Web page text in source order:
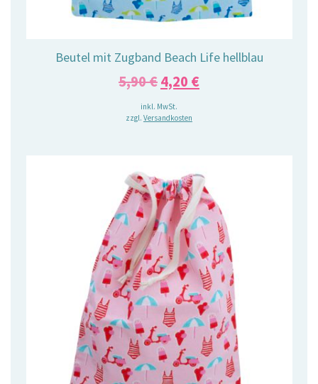
Beutel mit Zugband Beach Life hellblau
5,90€Ursprünglicher
Preis
war:
4,20 €Aktueller
inkl. MwSt.
zzgl. Versandkosten